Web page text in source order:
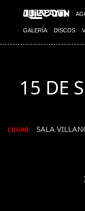
GALERÍA DISCOS
15 DE
LUGAR SALA